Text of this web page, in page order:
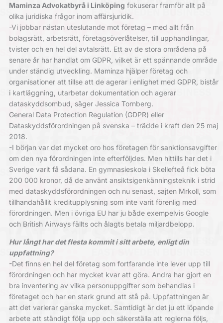
Maminza Advokatbyrå i Linköping fokuserar framför allt på
olika juridiska frågor inom affärsjuridik.
-Vi jobbar nästan uteslutande mot företag – med allt från
bolagsrätt, arbetsrätt, företagsöverlåtelser, till upphandlingar,
tvister och en hel del avtalsrätt. Ett av de stora områdena på
senare år har handlat om GDPR, vilket är ett spännande område
under ständig utveckling. Maminza hjälper företag och
organisationer att tillse att de agerar i enlighet med GDPR, bistår
i kartläggning, utarbetar dokumentation och agerar
dataskyddsombud, säger Jessica Tornberg.
General Data Protection Regulation (GDPR) eller
Dataskyddsförordningen på svenska – trädde i kraft den 25 maj
2018.
-I början var det mycket oro hos företagen för sanktionsavgifter
om den nya förordningen inte efterföljdes. Men hittills har det i
Sverige varit få sådana. En gymnasieskola i Skellefteå fick böta
200 000 kronor, då de använt ansiktsigenkänningsteknik i strid
med dataskyddsförordningen och nu senast, sajten Mrkoll, som
tillhandahållit kreditupplysning som inte varit förenlig med
förordningen. Men i övriga EU har ju både exempelvis Google
och British Airways fällts och ålagts betala miljardbelopp.
Hur långt har det flesta kommit i sitt arbete, enligt din
uppfattning?
-Det finns en hel del företag som fortfarande inte lever upp till
förordningen och har mycket kvar att göra. Andra har gjort en
bra inventering av vilka personuppgifter som behandlas i
företaget och har en stark grund att stå på. Uppfattningen är
att det varierar ganska mycket. Samtidigt är det ju ett löpande
arbete att ständigt följa upp och säkerställa att reglerna följs,